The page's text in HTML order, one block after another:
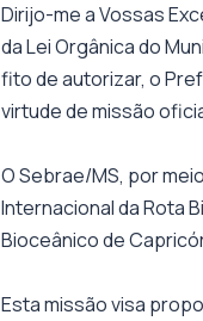
Dirijo-me a Vossas
da Lei Orgânica do
fito de autorizar, o
virtude de missão
O Sebrae/MS, por
Internacional da Rota
Bioceânico de
Esta missão visa